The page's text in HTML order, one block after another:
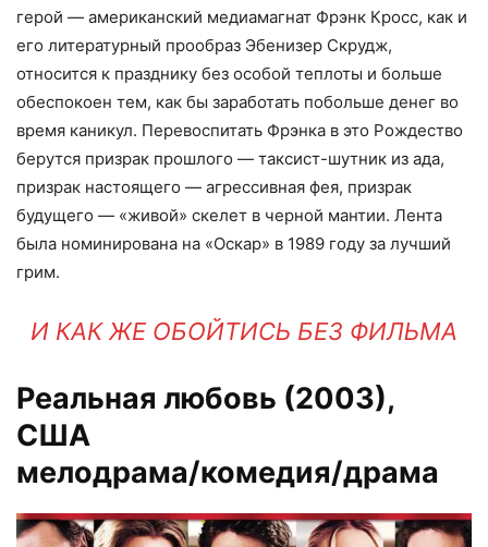
герой — американский медиамагнат Фрэнк Кросс, как и
его литературный прообраз Эбенизер Скрудж,
относится к празднику без особой теплоты и больше
обеспокоен тем, как бы заработать побольше денег во
время каникул. Перевоспитать Фрэнка в это Рождество
берутся призрак прошлого — таксист-шутник из ада,
призрак настоящего — агрессивная фея, призрак
будущего — «живой» скелет в черной мантии. Лента
была номинирована на «Оскар» в 1989 году за лучший
грим.
И КАК ЖЕ ОБОЙТИСЬ БЕЗ ФИЛЬМА
Реальная любовь (2003),
США
мелодрама/комедия/драма